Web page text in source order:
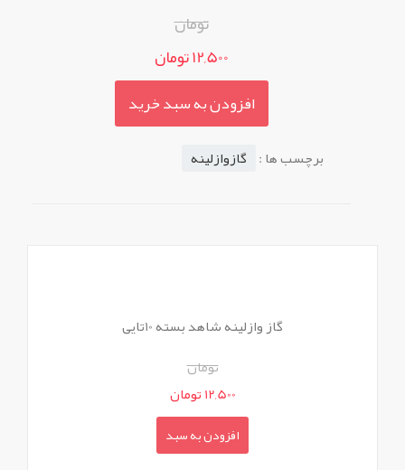
تومان
12,500 تومان
افزودن به سبد خرید
برچسب ها : گازوازلینه
گاز وازلینه شاهد بسته 10تایی
تومان
12,500 تومان
افزودن به سبد